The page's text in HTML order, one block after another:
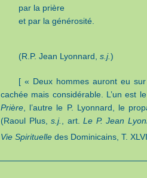
par la prière
et par la générosité.
(R.P. Jean Lyonnard, s.j.)
[ « Deux hommes auront eu
cachée mais considérable. L’un est
Prière , l’autre le P. Lyonnard, le
(Raoul Plus,s.j. , art.Le P. Jean
Vie Spirituelle des Dominicains, T.